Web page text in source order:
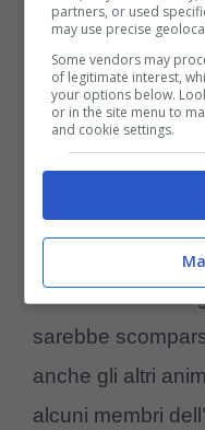
Gli animali del presepe
Amoreaquattrozampe.it)
Uno degli
immortalato da
che
sarebbe
anche gli altri
alcuni membri
partners, or used
may use precise
Some vendors may
of legitimate interest,
your options below.
or in the site menu to
and cookie settings.